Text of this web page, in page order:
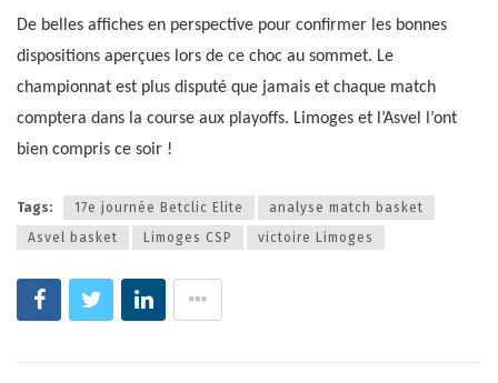
De belles affiches en perspective pour confirmer les bonnes
dispositions aperçues lors de ce choc au sommet. Le
championnat est plus disputé que jamais et chaque match
comptera dans la course aux playoffs. Limoges et l’Asvel l’ont
bien compris ce soir !
Tags: 17e journée Betclic Elite
analyse match basket
Asvel basket
Limoges CSP victoire Limoges